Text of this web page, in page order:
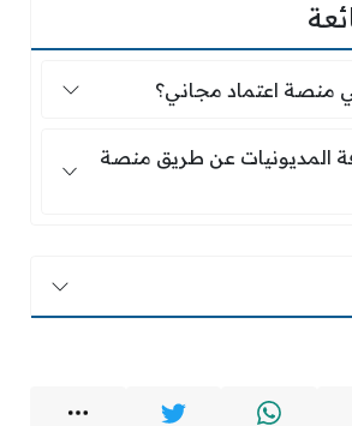
منصة اعتماد مجاني؟
منصة اعتماد مجاني؟
المديونيات عن طريق منصة
المديونيات عن طريق منصة